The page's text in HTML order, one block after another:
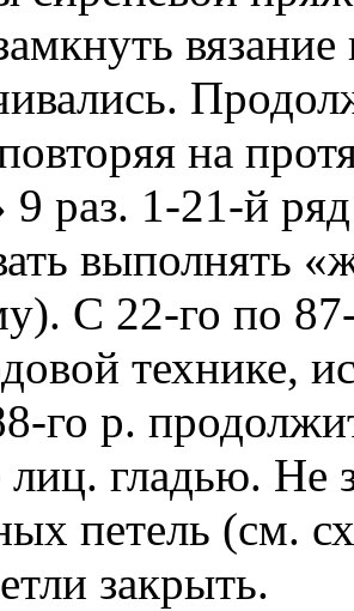
на
9 раз. 1-21-й
выполнять
С 22-го по
технике,
го р.
лиц. гладью. Не
петель (см.
закрыть.